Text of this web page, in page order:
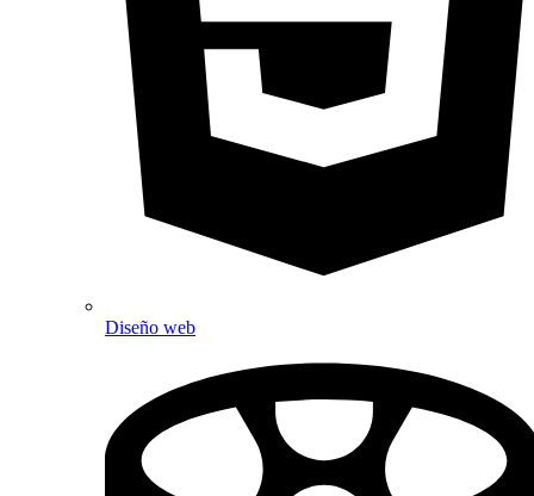
Diseño web